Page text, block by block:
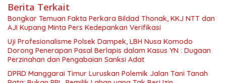
Berita Terkait
Bongkar Temuan Fakta Perkara Bildad Thonak, KKJ NTT dan
AJI Kupang Minta Pers Kedepankan Verifikasi
Uji Profesionalisme Polsek Dampek, LBH Nusa Komodo
Dorong Penerapan Pasal Berlapis dalam Kasus YN : Dugaan
Perzinahan dan Pengabaian Sanksi Adat
DPRD Manggarai Timur Luruskan Polemik Jalan Tani Tanah